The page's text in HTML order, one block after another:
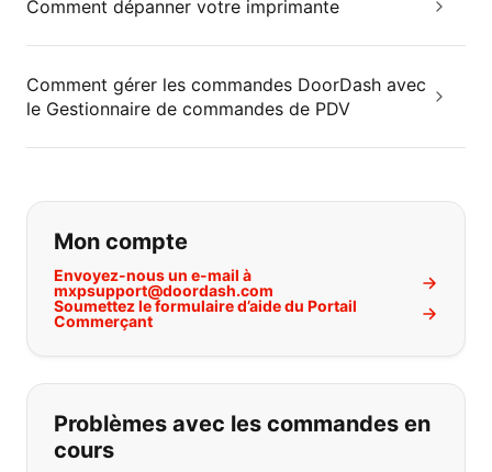
Comment dépanner votre imprimante
Comment gérer les commandes DoorDash avec
le Gestionnaire de commandes de PDV
Si vous ne trouvez pas ce que vous
Mon compte
Envoyez-nous un e-mail à
mxpsupport@doordash.com
Soumettez le formulaire d’aide du Portail
Commerçant
Problèmes avec les commandes en
cours